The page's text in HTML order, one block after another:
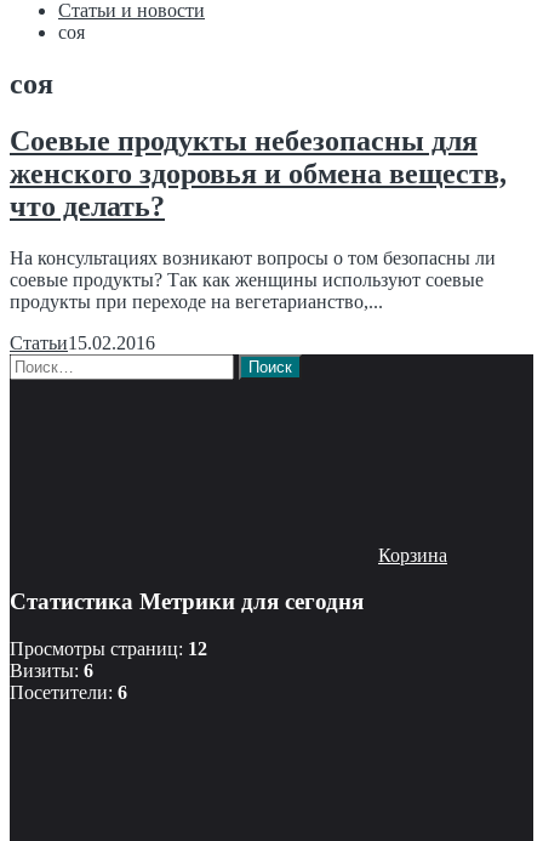
Статьи и новости
соя
соя
Соевые продукты небезопасны для
женского здоровья и обмена веществ,
что делать?
На консультациях возникают вопросы о том безопасны ли
соевые продукты? Так как женщины используют соевые
продукты при переходе на вегетарианство,...
Статьи15.02.2016
Найти:
Корзина
Статистика Метрики для сегодня
Просмотры страниц: 12
Визиты: 6
Посетители: 6